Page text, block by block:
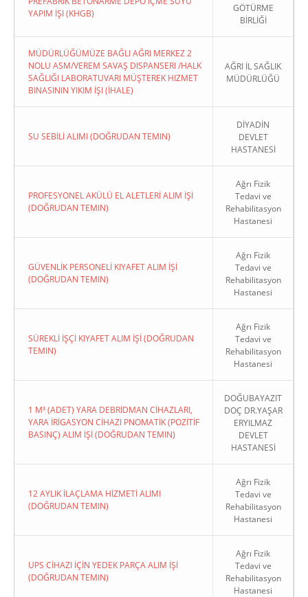
YAPIM İŞI (KHGB)
GÖTÜRME
BİRLİĞİ
MÜDÜRLÜĞÜMÜZE BAĞLI AĞRI MERKEZ 2
NOLU ASM/VEREM SAVAŞ DISPANSERI /HALK
SAĞLIĞI LABORATUVARI MÜŞTEREK HIZMET
BINASININ YIKIM İŞI (İHALE)
AĞRI İL SAĞLIK
MÜDÜRLÜĞÜ
SU SEBİLİ ALIMI (DOĞRUDAN TEMIN)
DİYADİN
DEVLET
HASTANESİ
PROFESYONEL AKÜLÜ EL ALETLERİ ALIM İŞİ
(DOĞRUDAN TEMIN)
Ağrı Fizik
Tedavi ve
Rehabilitasyon
Hastanesi
GÜVENLİK PERSONELİ KIYAFET ALIM İŞİ
(DOĞRUDAN TEMIN)
Ağrı Fizik
Tedavi ve
Rehabilitasyon
Hastanesi
SÜREKLİ İŞÇİ KIYAFET ALIM İŞİ (DOĞRUDAN
TEMIN)
Ağrı Fizik
Tedavi ve
Rehabilitasyon
Hastanesi
1 M³ (ADET) YARA DEBRİDMAN CİHAZLARI,
YARA İRİGASYON CİHAZI PNOMATİK (POZİTİF
BASINÇ) ALIM İŞİ (DOĞRUDAN TEMIN)
DOĞUBAYAZIT
DOÇ DR.YAŞAR
ERYILMAZ
DEVLET
HASTANESİ
12 AYLIK İLAÇLAMA HİZMETİ ALIMI
(DOĞRUDAN TEMIN)
Ağrı Fizik
Tedavi ve
Rehabilitasyon
Hastanesi
UPS CİHAZI İÇİN YEDEK PARÇA ALIM İŞİ
(DOĞRUDAN TEMIN)
Ağrı Fizik
Tedavi ve
Rehabilitasyon
Hastanesi